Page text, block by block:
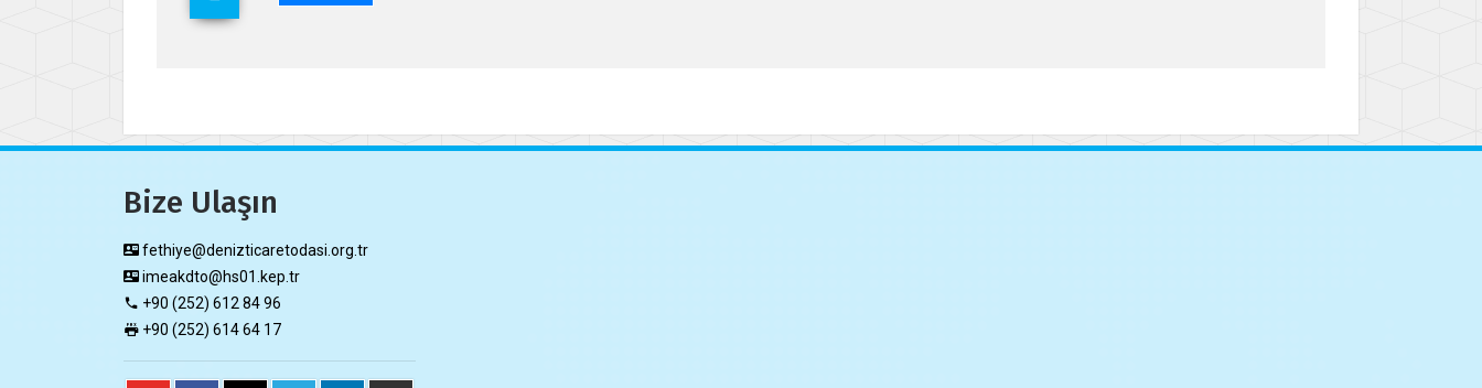
Bize Ulaşın
fethiye@denizticaretodasi.org.tr
imeakdto@hs01.kep.tr
+90 (252) 612 84 96
+90 (252) 614 64 17​